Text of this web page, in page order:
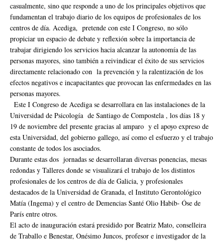
casualmente, sino que responde a uno de los principales objetivos que
fundamentan el trabajo diario de los equipos de profesionales de los
centros de día. Acediga, pretende con este I Congreso, no sólo
propiciar un espacio de debate y reflexión sobre la importancia de
trabajar dirigiendo los servicios hacia alcanzar la autonomía de las
personas mayores, sino también a reivindicar el éxito de sus servicios
directamente relacionado con la prevención y la ralentización de los
efectos negativos e incapacitantes que provocan las enfermedades en las
personas mayores.
Este I Congreso de Acediga se desarrollara en las instalaciones de la
Universidad de Psicología de Santiago de Compostela , los días 18 y
19 de noviembre del presente gracias al amparo y el apoyo expreso de
esta Universidad, del gobierno gallego, así como el esfuerzo y el trabajo
constante de todos los asociados.
Durante estas dos jornadas se desarrollaran diversas ponencias, mesas
redondas y Talleres donde se visualizará el trabajo de los distintos
profesionales de los centros de día de Galicia, y profesionales
destacados de la Universidad de Granada, el Instituto Gerontológico
Matía (Ingema) y el centro de Demencias Santé Olio Habib- Óse de
París entre otros.
El acto de inauguración estará presidido por Beatriz Mato, conselleira
de Traballo e Benestar, Onésimo Juncos, profesor e investigador de la